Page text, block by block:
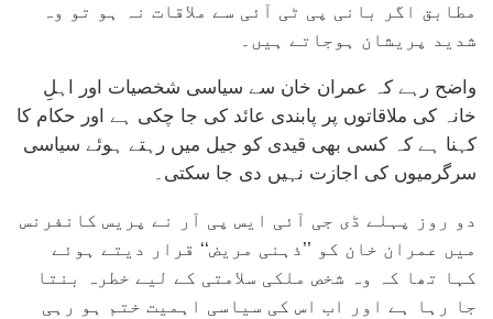
مطابق اگر بانی پی ٹی آئی سے ملاقات نہ ہو تو وہ
شدید پریشان ہوجاتے ہیں۔
واضح رہے کہ عمران خان سے سیاسی شخصیات اور اہلِ
خانہ کی ملاقاتوں پر پابندی عائد کی جا چکی ہے اور حکام کا
کہنا ہے کہ کسی بھی قیدی کو جیل میں رہتے ہوئے سیاسی
سرگرمیوں کی اجازت نہیں دی جا سکتی۔
دو روز پہلے ڈی جی آئی ایس پی آر نے پریس کانفرنس
میں عمران خان کو ’’ذہنی مریض‘‘ قرار دیتے ہوئے
کہا تھا کہ وہ شخص ملکی سلامتی کے لیے خطرہ بنتا
جا رہا ہے اور اب اس کی سیاسی اہمیت ختم ہو رہی